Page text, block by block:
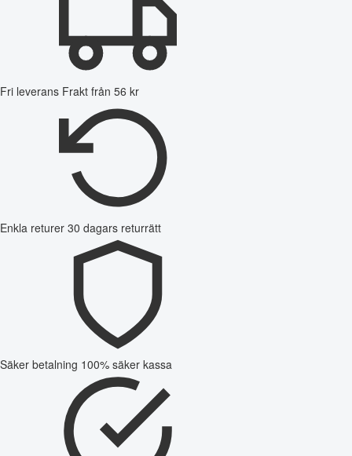
Fri leverans Frakt från 56 kr
Enkla returer 30 dagars returrätt
Säker betalning 100% säker kassa